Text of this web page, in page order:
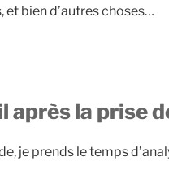
et bien d’autres choses…
après la prise
je prends le temps